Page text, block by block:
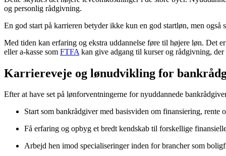
og personlig rådgivning.
En god start på karrieren betyder ikke kun en god startløn, men også
Med tiden kan erfaring og ekstra uddannelse føre til højere løn. Det
eller a-kasse som FTFA kan give adgang til kurser og rådgivning,
Karriereveje og lønudvikling for
Efter at have set på lønforventningerne for nyuddannede
Start som bankrådgiver med basisviden om finansiering, rente
Få erfaring og opbyg et bredt kendskab til forskellige
Arbejd hen imod specialiseringer inden for brancher som